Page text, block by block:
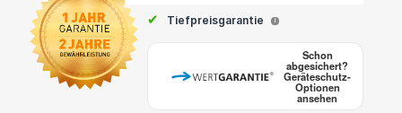
✔ Tiefpreisgarantie i
Schon
abgesichert?
Geräteschutz-
Optionen
ansehen